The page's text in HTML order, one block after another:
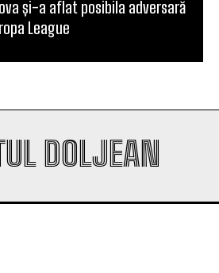
și-a aflat posibila adversară
League
DOLJEAN